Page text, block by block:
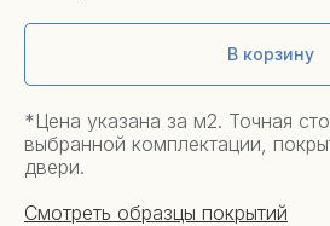
В корзину
*Цена указана за м2. Точная
выбранной комплектации,
двери.
Смотреть образцы покрытий